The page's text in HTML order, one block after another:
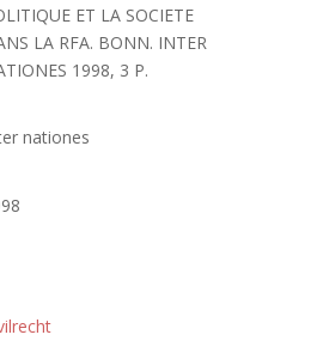
ET LA SOCIETE
LA RFA. BONN. INTER
1998, 3 P.
nationes